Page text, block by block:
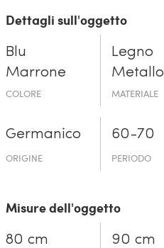
Dettagli sull'oggetto
Blu
Marrone
COLORE
Legno
Metallo
MATERIALE
Germanico
ORIGINE
60-70
PERIODO
Misure dell'oggetto
80 cm 90 cm